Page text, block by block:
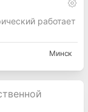
работает
Минск